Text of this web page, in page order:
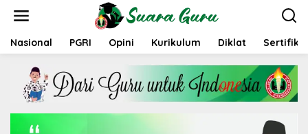
t
Nasional PGRI Opini Kurikulum Diklat